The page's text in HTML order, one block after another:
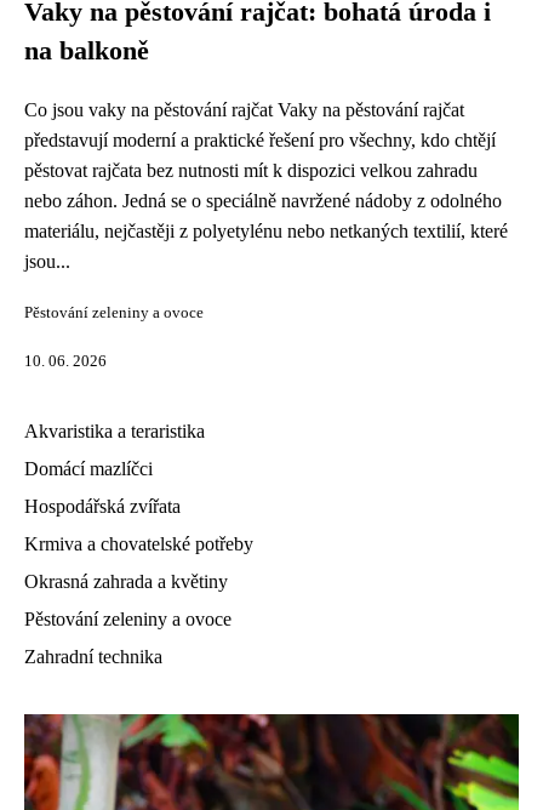
Vaky na pěstování rajčat: bohatá úroda i
na balkoně
Co jsou vaky na pěstování rajčat Vaky na pěstování rajčat
představují moderní a praktické řešení pro všechny, kdo chtějí
pěstovat rajčata bez nutnosti mít k dispozici velkou zahradu
nebo záhon. Jedná se o speciálně navržené nádoby z odolného
materiálu, nejčastěji z polyetylénu nebo netkaných textilií, které
jsou...
Pěstování zeleniny a ovoce
10. 06. 2026
Akvaristika a teraristika
Domácí mazlíčci
Hospodářská zvířata
Krmiva a chovatelské potřeby
Okrasná zahrada a květiny
Pěstování zeleniny a ovoce
Zahradní technika